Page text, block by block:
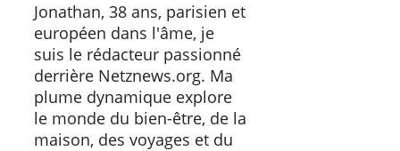
Jonathan, 38 ans, parisien et
européen dans l'âme, je
suis le rédacteur passionné
derrière Netznews.org. Ma
plume dynamique explore
le monde du bien-être, de la
maison, des voyages et du